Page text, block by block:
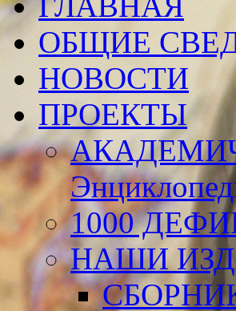
ОБЩИЕ
НОВОСТИ
ПРОЕКТЫ
1000
НАШИ